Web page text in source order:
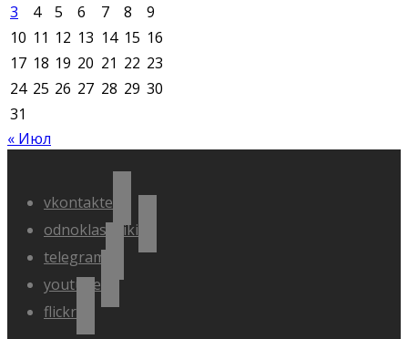
3
4 5 6 7 8
9
10 11 12 13 14 15 16
17 18 19 20 21 22 23
24 25 26 27 28 29 30
31
« Июл
vkontakte
odnoklassniki
telegram
youtube
flickr